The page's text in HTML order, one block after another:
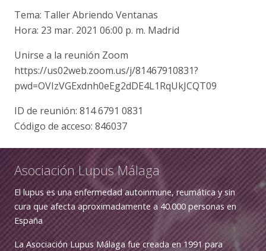
Tema: Taller Abriendo Ventanas
Hora: 23 mar. 2021 06:00 p. m. Madrid
Unirse a la reunión Zoom
https://us02web.zoom.us/j/81467910831?
pwd=OVIzVGExdnh0eEg2dDE4L1RqUkJCQT09
ID de reunión: 814 6791 0831
Código de acceso: 846037
Asociación Lupus Málaga
El lupus es una enfermedad autoinmune, reumática y sin
cura que afecta aproximadamente a 40.000 personas en
España
La Asociación Lupus Málaga fue creada en 1991 para